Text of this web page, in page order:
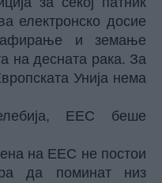
електронско досие
и земање
на десната рака. За
Унија нема
ЕЕС беше
на ЕЕС не постои
да поминат низ